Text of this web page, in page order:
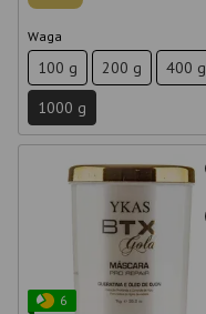
Waga
100 g 200 g
400 g
1000 g
6